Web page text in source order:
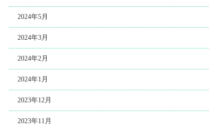
2024年5月
2024年3月
2024年2月
2024年1月
2023年12月
2023年11月